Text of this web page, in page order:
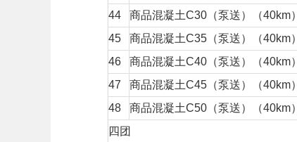
44
商品混凝土C30（泵送）（40km）
45
商品混凝土C35（泵送）（40km）
46
商品混凝土C40（泵送）（40km）
47
商品混凝土C45（泵送）（40km）
48
商品混凝土C50（泵送）（40km）
四团